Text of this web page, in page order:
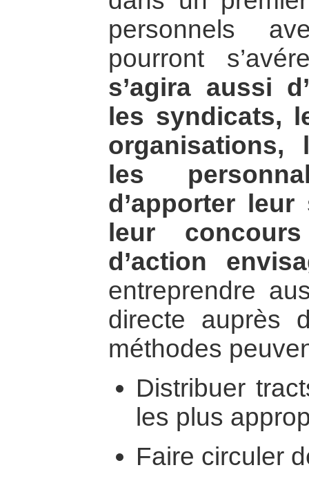
personnels
pourront
s’agira aussi
les syndicats,
organisations,
les
d’apporter
leur
d’action
entreprendre
directe auprès
méthodes
Distribuer
les plus
Faire circuler